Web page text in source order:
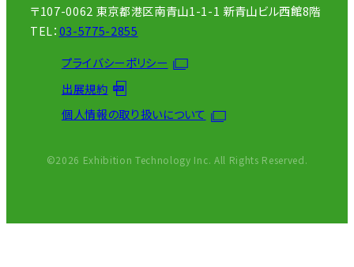
〒107-0062 東京都港区南青山1-1-1 新青山ビル西館8階
TEL：03-5775-2855
プライバシーポリシー
出展規約
個人情報の取り扱いについて
©2026 Exhibition Technology Inc. All Rights Reserved.